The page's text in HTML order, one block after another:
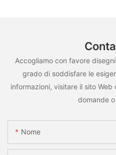
Accogliamo con favore
grado di soddisfare le
informazioni, visitare il sito
domande
Nome